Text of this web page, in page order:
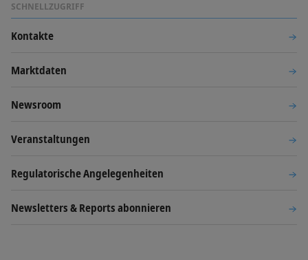
SCHNELLZUGRIFF
Kontakte
Marktdaten
Newsroom
Veranstaltungen
Regulatorische Angelegenheiten
Newsletters & Reports abonnieren